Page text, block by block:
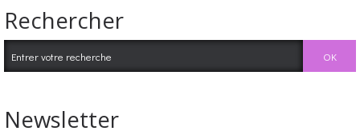
Rechercher
Newsletter